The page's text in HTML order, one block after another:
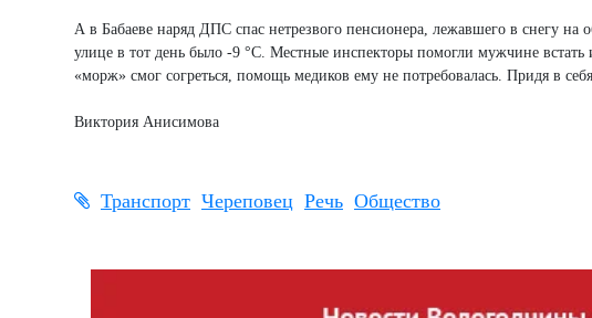
А в Бабаеве наряд ДПС спас нетрезвого пенсионера, лежавшего в снегу
улице в тот день было -9 °C. Местные инспекторы помогли мужчине
«морж» смог согреться, помощь медиков ему не потребовалась. Придя в
Виктория Анисимова
Транспорт Череповец Речь Общество